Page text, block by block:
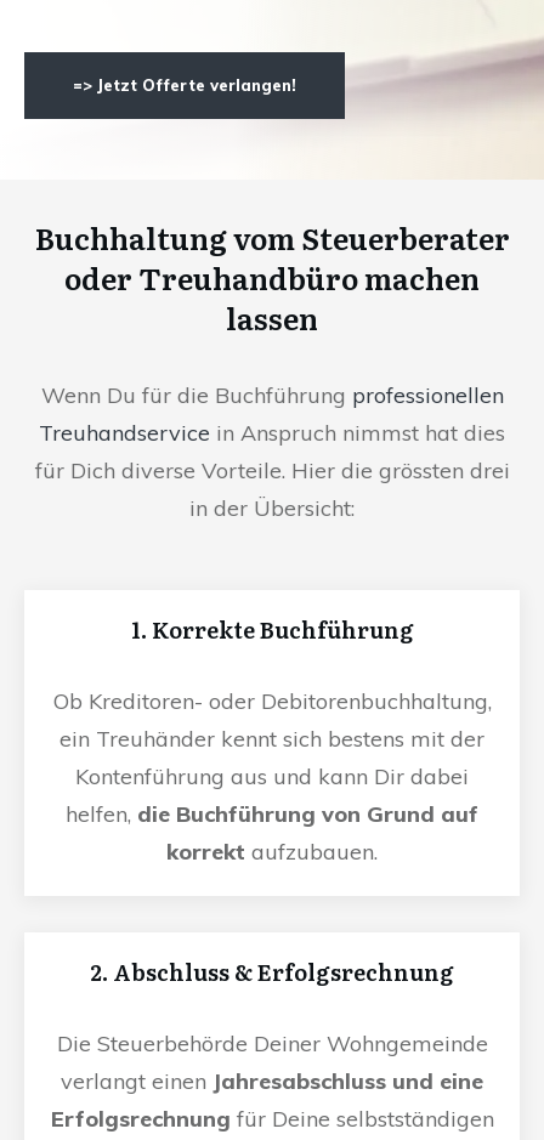
=> Jetzt Offerte verlangen!
Buchhaltung vom Steuerberater
oder Treuhandbüro machen
lassen
Wenn Du für die Buchführung professionellen
Treuhandservice in Anspruch nimmst hat dies
für Dich diverse Vorteile. Hier die grössten drei
in der Übersicht:
1. Korrekte Buchführung
Ob Kreditoren- oder Debitorenbuchhaltung,
ein Treuhänder kennt sich bestens mit der
Kontenführung aus und kann Dir dabei
helfen, die Buchführung von Grund auf
korrekt aufzubauen.
2. Abschluss & Erfolgsrechnung
Die Steuerbehörde Deiner Wohngemeinde
verlangt einen Jahresabschluss und eine
Erfolgsrechnung für Deine selbstständigen